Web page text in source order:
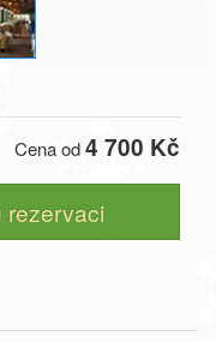
Cena od4 700 Kč
rezervaci